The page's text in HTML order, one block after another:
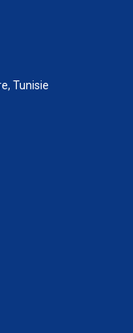
Tunisie